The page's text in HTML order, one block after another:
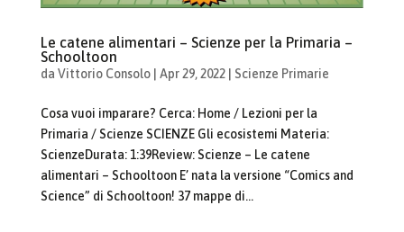
Le catene alimentari – Scienze per la Primaria –
Schooltoon
da Vittorio Consolo| Apr 29, 2022| Scienze Primarie
Cosa vuoi imparare? Cerca: Home / Lezioni per la
Primaria / Scienze SCIENZE Gli ecosistemi Materia:
ScienzeDurata: 1:39Review: Scienze – Le catene
alimentari – Schooltoon E’ nata la versione “Comics and
Science” di Schooltoon! 37 mappe di...